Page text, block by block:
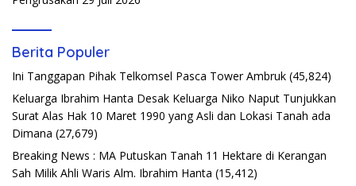
Berita Populer
Ini Tanggapan Pihak Telkomsel Pasca Tower Ambruk (45,824)
Keluarga Ibrahim Hanta Desak Keluarga Niko Naput Tunjukkan
Surat Alas Hak 10 Maret 1990 yang Asli dan Lokasi Tanah ada
Dimana (27,679)
Breaking News : MA Putuskan Tanah 11 Hektare di Kerangan
Sah Milik Ahli Waris Alm. Ibrahim Hanta (15,412)